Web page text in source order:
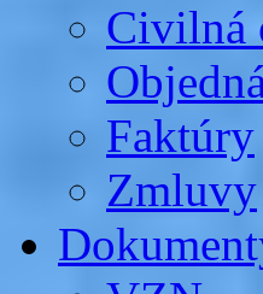
Civilná
Faktúry
Zmluvy